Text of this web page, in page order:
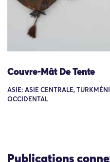
Couvre-Mât De Tente
ASIE: ASIE CENTRALE,
OCCIDENTAL
Publications